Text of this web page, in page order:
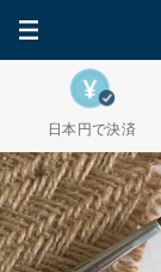
日本円で決済